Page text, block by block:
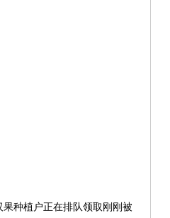
种植户正在排队领取刚刚被